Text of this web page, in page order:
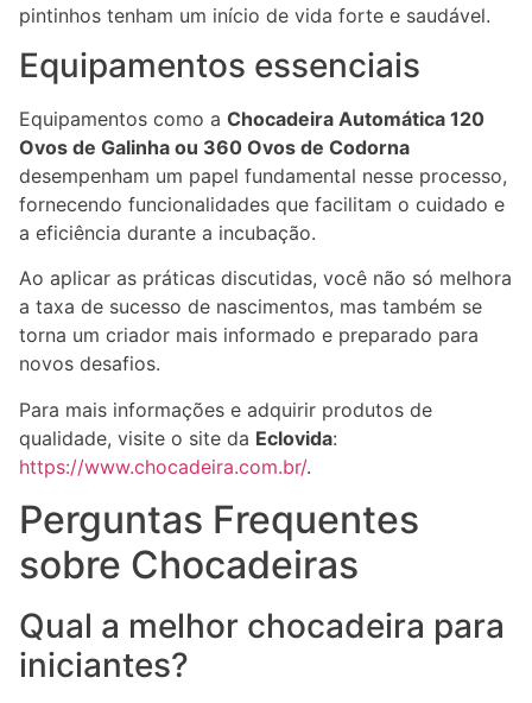
pintinhos tenham um início de vida forte e saudável.
Equipamentos essenciais
Equipamentos como a Chocadeira Automática 120
Ovos de Galinha ou 360 Ovos de Codorna
desempenham um papel fundamental nesse processo,
fornecendo funcionalidades que facilitam o cuidado e
a eficiência durante a incubação.
Ao aplicar as práticas discutidas, você não só melhora
a taxa de sucesso de nascimentos, mas também se
torna um criador mais informado e preparado para
novos desafios.
Para mais informações e adquirir produtos de
qualidade, visite o site da Eclovida:
https://www.chocadeira.com.br/.
Perguntas Frequentes
sobre Chocadeiras
Qual a melhor chocadeira para
iniciantes?